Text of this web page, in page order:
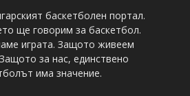
баскетболен портал.
ще говорим за баскетбол.
играта. Защото живеем
за нас, единствено
има значение.